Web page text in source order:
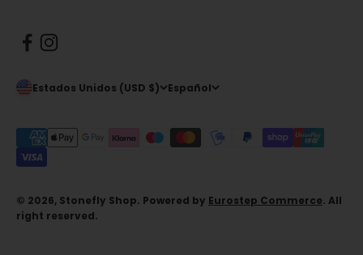
Estados Unidos (USD $) Español
© 2026, Stonefly Shop. Powered by Eurostep Commerce. All
right reserved.